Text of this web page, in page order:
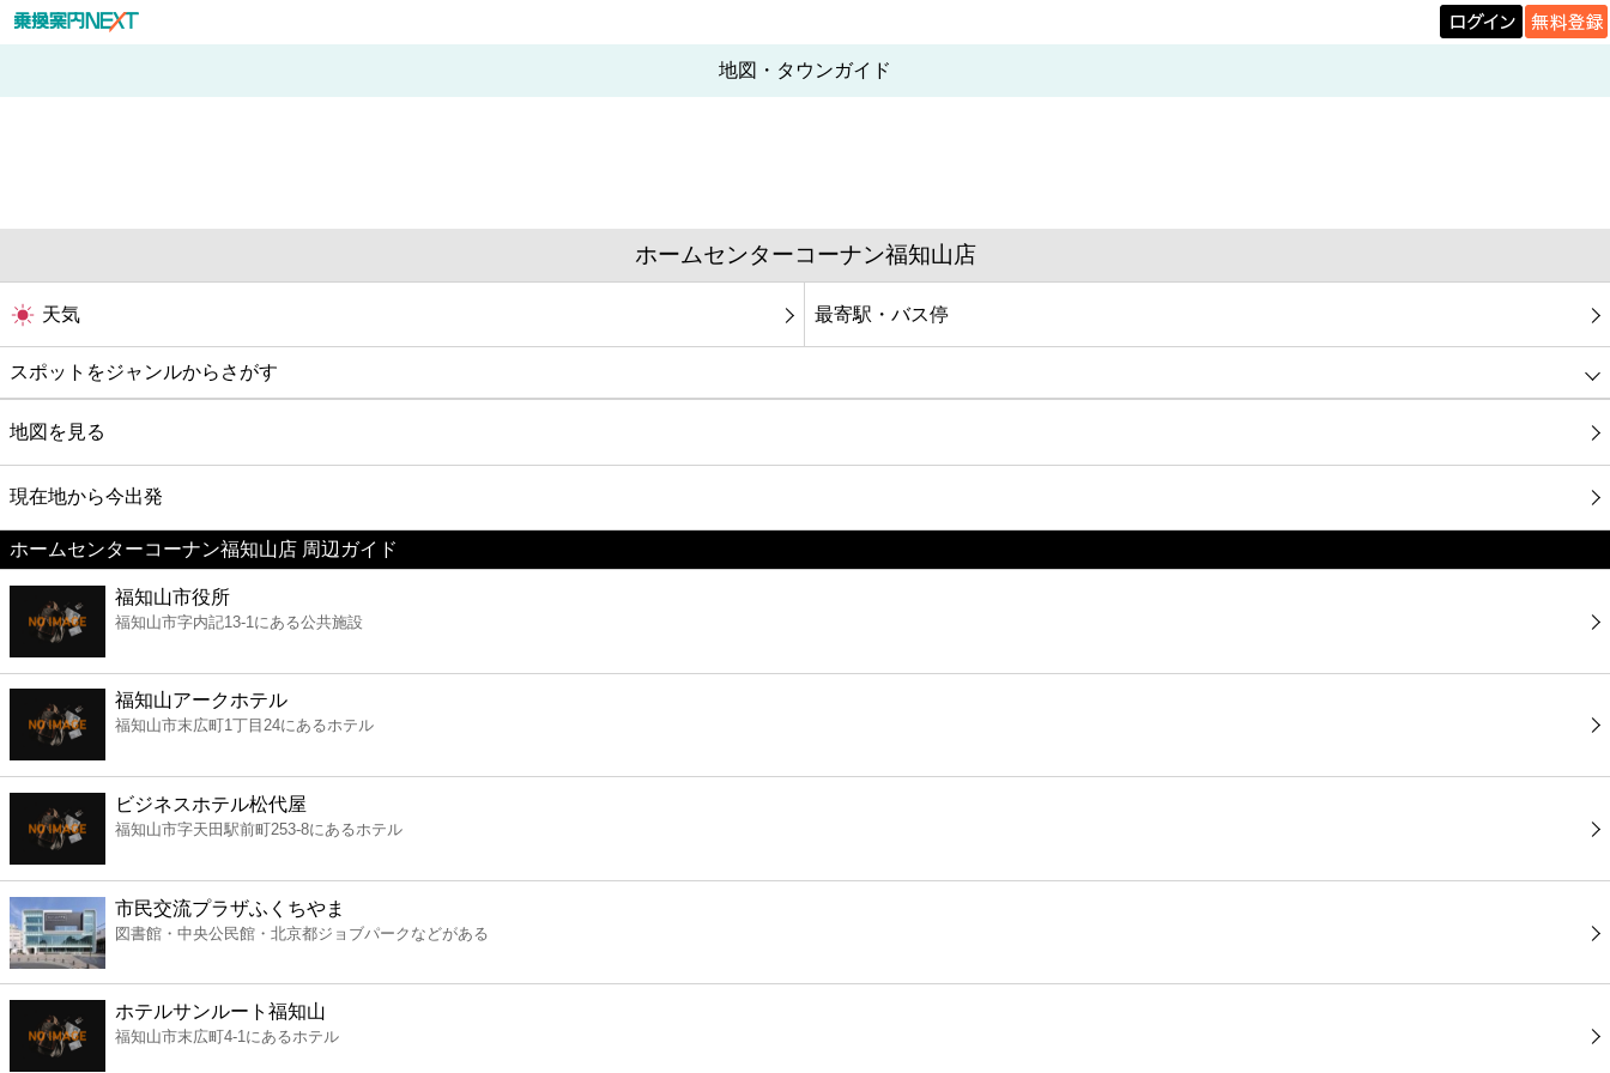
地図・タウンガイド
ホームセンターコーナン福知山店
天気 最寄駅・バス停
スポットをジャンルからさがす
グルメ
映画
美容
コンビニ
薬局
スーパー
エンタメ
レジャー
書店
ファミレス
地図を見る
現在地から今出発
ホームセンターコーナン福知山店 周辺ガイド
福知山市役所
福知山市字内記13-1にある公共施設
福知山アークホテル
福知山市末広町1丁目24にあるホテル
ビジネスホテル松代屋
福知山市字天田駅前町253-8にあるホテル
市民交流プラザふくちやま
図書館・中央公民館・北京都ジョブパークなどがある
ホテルサンルート福知山
福知山市末広町4-1にあるホテル